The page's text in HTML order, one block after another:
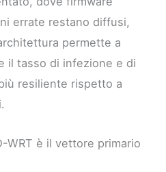
errate restano diffusi,
permette a
il tasso di infezione e di
resiliente rispetto a
WRT è il vettore primario